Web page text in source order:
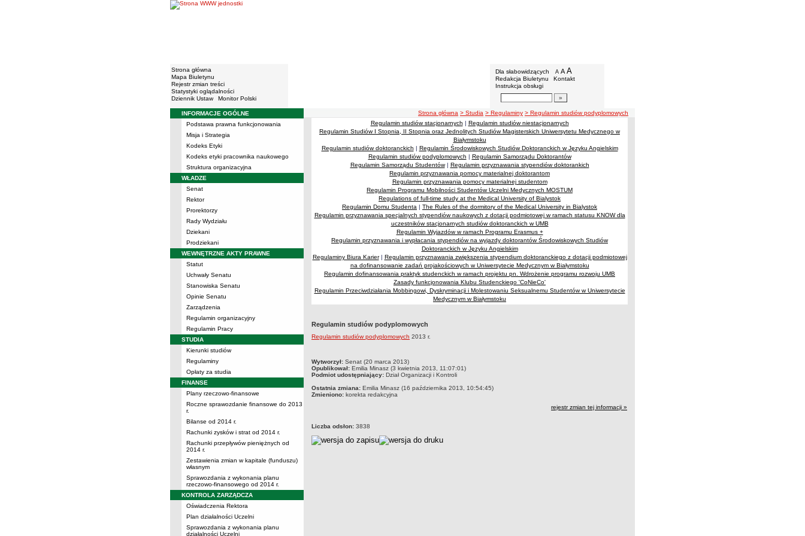
Strona główna
Mapa Biuletynu
Rejestr zmian treści
Statystyki oglądalności
Dziennik Ustaw
Monitor Polski
BIP - Uniwersytet Medyczny w Białymstoku
Menu dodatkowe
Dla słabowidzących A pomniejsz czcionkę
A standardowy rozmiar czcionki
A
Redakcja Biuletynu
Kontakt
Instrukcja obsługi
Wyszukiwarka artykułów
Menu
INFORMACJE OGÓLNE
Podstawa prawna funkcjonowania
Misja i Strategia
Kodeks Etyki
Kodeks etyki pracownika naukowego
Struktura organizacyjna
WŁADZE
Senat
Rektor
Prorektorzy
Rady Wydziału
Dziekani
Prodziekani
WEWNĘTRZNE AKTY PRAWNE
Statut
Uchwały Senatu
Stanowiska Senatu
Opinie Senatu
Zarządzenia
Regulamin organizacyjny
Regulamin Pracy
STUDIA
Kierunki studiów
Regulaminy
Opłaty za studia
FINANSE
Plany rzeczowo-finansowe
Roczne sprawozdanie finansowe do 2013
r.
Bilanse od 2014 r.
Rachunki zysków i strat od 2014 r.
Rachunki przepływów pieniężnych od
2014 r.
Zestawienia zmian w kapitale (funduszu)
własnym
Sprawozdania z wykonania planu
rzeczowo-finansowego od 2014 r.
KONTROLA ZARZĄDCZA
Oświadczenia Rektora
Plan działalności Uczelni
Sprawozdania z wykonania planu
działalności Uczelni
ścieżka nawigacji
Strona główna > Studia > Regulaminy > Regulamin studiów podyplomowych
Regulamin studiów stacjonarnych | Regulamin studiów niestacjonarnych
Regulamin Studiów I Stopnia, II Stopnia oraz Jednolitych Studiów Magisterskich Uniwersytetu Medycznego w
Białymstoku
Regulamin studiów doktoranckich | Regulamin Środowiskowych Studiów Doktoranckich w Języku Angielskim
Regulamin studiów podyplomowych | Regulamin Samorządu Doktorantów
Regulamin Samorządu Studentów| Regulamin przyznawania stypendiów doktorankich
Regulamin przyznawania pomocy materialnej doktorantom
Regulamin przyznawania pomocy materialnej studentom
Regulamin Programu Mobilności Studentów Uczelni Medycznych MOSTUM
Regulations of full-time study at the Medical University of Bialystok
Regulamin Domu Studenta | The Rules of the dormitory of the Medical University in Bialystok
Regulamin przyznawania specjalnych stypendiów naukowych z dotacji podmiotowej w ramach statusu KNOW dla
uczestników stacjonarnych studiów doktoranckich w UMB
Regulamin Wyjazdów w ramach Programu Erasmus +
Regulamin przyznawania i wypłacania stypendiów na wyjazdy doktorantów Środowiskowych Studiów
Doktoranckich w Języku Angielskim
Regulaminy Biura Karier| Regulamin przyznawania zwiększenia stypendium doktoranckiego z dotacji podmiotowej
na dofinansowanie zadań projakościowych w Uniwersytecie Medycznym w Białymstoku
Regulamin dofinansowania praktyk studenckich w ramach projektu pn. Wdrożenie programu rozwoju UMB
Zasady funkcjonowania Klubu Studenckiego 'CoNieCo'
Regulamin Przeciwdziałania Mobbingowi, Dyskryminacji i Molestowaniu Seksualnemu Studentów w Uniwersytecie
Medycznym w Białymstoku
Regulamin studiów podyplomowych
Regulamin studiów podyplomowych 2013 r.
metryczka
Wytworzył: Senat (20 marca 2013)
Opublikował: Emilia Minasz (3 kwietnia 2013, 11:07:01)
Podmiot udostępniający: Dział Organizacji i Kontroli
Ostatnia zmiana: Emilia Minasz (16 października 2013, 10:54:45)
Zmieniono: korekta redakcyjna
rejestr zmian tej informacji »
Liczba odsłon: 3838